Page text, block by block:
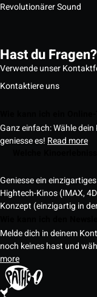
Revolutionärer Sound
Hast du Fragen?
Verwende unser
Kontaktiere uns
Ganz einfach: Wähle
geniesse es!Read more
Geniesse ein
Hightech-Kinos (IMAX,
Konzept (einzigartig in
Melde dich in deinem
noch keines hast und
more